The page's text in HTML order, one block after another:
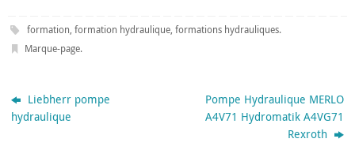
ralenti, si j’actionne un
vérin,il cale, à plein régime
formation, formation hydraulique, formations hydrauliques.
Marque-page.
Liebherr pompe
hydraulique
Pompe Hydraulique MERLO
A4V71 Hydromatik A4VG71
Rexroth